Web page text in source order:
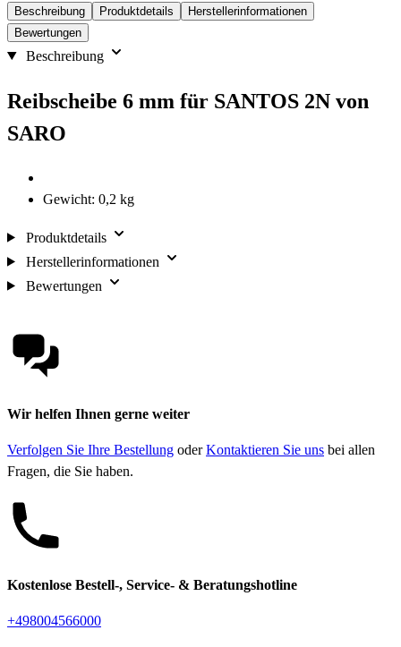
Beschreibung Produktdetails
Herstellerinformationen
Bewertungen
Beschreibung
Reibscheibe 6 mm für SANTOS 2N von
SARO
Gewicht: 0,2 kg
Produktdetails
Herstellerinformationen
Bewertungen
Wir helfen Ihnen gerne weiter
Verfolgen Sie Ihre Bestellung oderKontaktieren Sie uns bei allen
Fragen, die Sie haben.
Kostenlose Bestell-, Service- & Beratungshotline
+498004566000